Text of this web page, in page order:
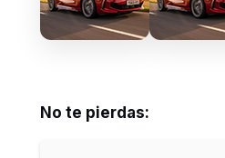
No te pierdas: